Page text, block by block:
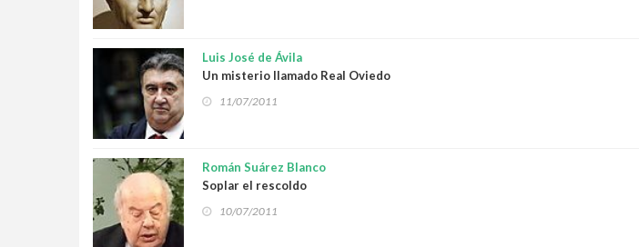
Luis José de Ávila
Un misterio llamado Real Oviedo
11/07/2011
Román Suárez Blanco
Soplar el rescoldo
10/07/2011